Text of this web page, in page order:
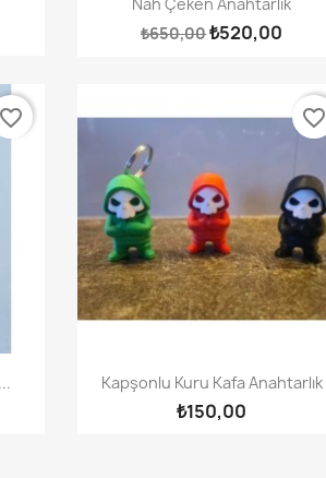
₺650,00₺520,00
favorite_border
Hızlı Görünüm
Kapşonlu Kuru Kafa Anahtarlık
₺150,00
favorite_border